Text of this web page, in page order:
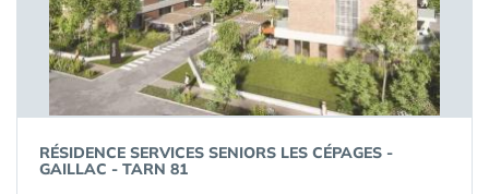
RÉSIDENCE SERVICES SENIORS LES CÉPAGES -
GAILLAC - TARN 81